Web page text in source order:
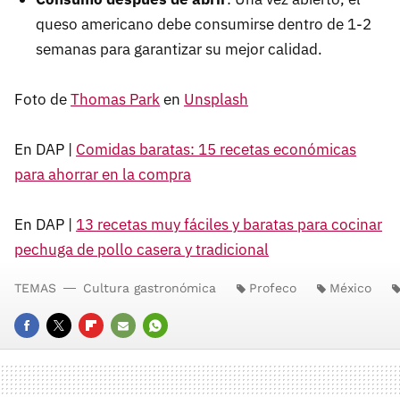
queso americano debe consumirse dentro de 1-2
semanas para garantizar su mejor calidad.
Foto deThomas Parken Unsplash
En DAP | Comidas baratas: 15 recetas económicas
para ahorrar en la compra
En DAP | 13 recetas muy fáciles y baratas para cocinar
pechuga de pollo casera y tradicional
FACEBOOK
TWITTERFLIPBOARD
E-
MAIL
WHATSAPP
TEMAS Cultura gastronómica Profeco México